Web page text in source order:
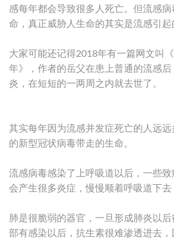
感每年都会导致很多人死亡。但流感
命，真正威胁人生命的其实是流感引起
大家可能还记得2018年有一篇网文叫
年》，作者的岳父在患上普通的流感
炎，在短短的一两周之内就去世了。
其实每年因为流感并发症死亡的人远
的新型冠状病毒带走的生命。
流感病毒感染了上呼吸道以后，一些
会产生很多炎症，慢慢顺着呼吸道下去
肺是很脆弱的器官，一旦形成肺炎以
部有感染以后，抗生素很难渗透进去，